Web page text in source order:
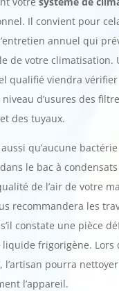
Il convient pour
annuel qui
de votre climatisation.
qualifié viendra vérifier
d’usures des
des tuyaux.
qu’aucune bactérie
le bac à
de l’air de votre
recommandera les
constate une pièce
frigorigène. Lors
l’artisan pourra nettoyer
l’appareil.